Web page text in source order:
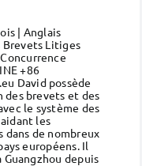
| Anglais
Brevets Litiges
+86
David possède
des brevets et des
le système des
les
de nombreux
européens. Il
depuis